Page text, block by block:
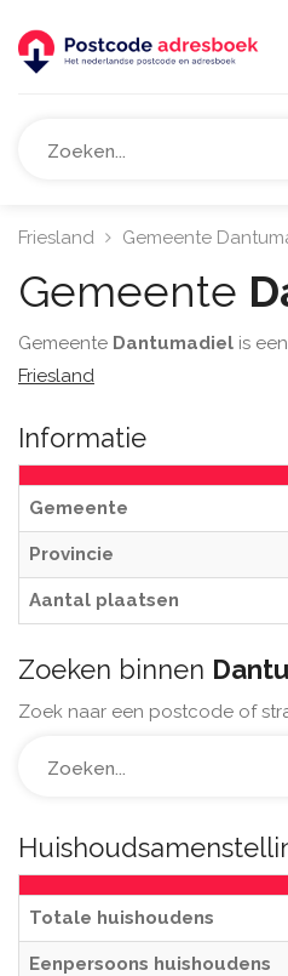
Friesland Gemeente
Gemeente
Gemeente Dantumadiel is
Friesland
Informatie
Gemeente
Provincie
Aantal plaatsen
Zoeken binnen
Zoek naar een postcode of
Totale huishoudens
Eenpersoons huishoudens